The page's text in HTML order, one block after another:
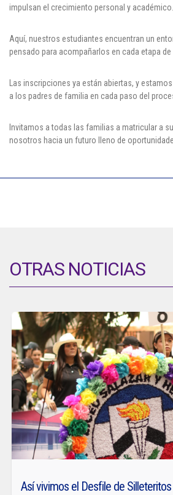
impulsan el crecimiento personal y académico.
Aquí, nuestros estudiantes encuentran un
pensado para acompañarlos en cada etapa
Las inscripciones ya están abiertas, y
a los padres de familia en cada paso del
Invitamos a todas las familias a matricular a
nosotros hacia un futuro lleno de
OTRAS NOTICIAS
Así vivimos el Desfile de